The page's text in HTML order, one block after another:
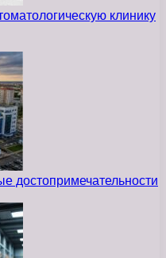
клинику
достопримечательности